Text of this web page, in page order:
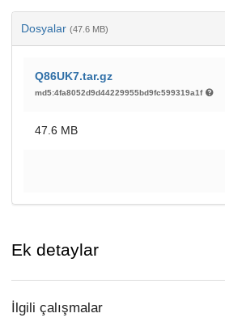
Dosyalar (47.6 MB)
Q86UK7.tar.gz
md5:4fa8052d9d44229955bd9fc599319a1f
47.6 MB
Ek detaylar
İlgili çalışmalar